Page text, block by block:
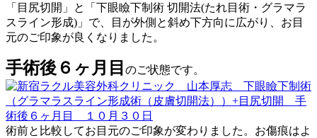
「目尻切開」と「下眼瞼下制術 切開法(たれ目術・グラマラ
スライン形成)」で、目が外側と斜め下方向に広がり、お目
元のご印象が良くなりました。
手術後６ヶ月目 のご状態です。
術前と比較してお目元のご印象が変わりました。お傷痕はよ